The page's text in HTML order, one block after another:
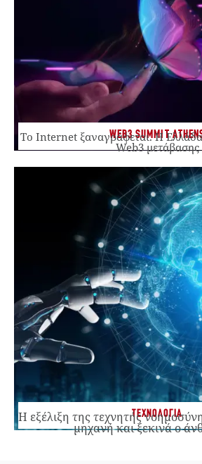
WEB3 SUMMIT
Το Internet ξαναγράφεται. Η Ελλάδα
Web3 μετάβασης
ΤΕΧΝΟΛΟΓΙΑ
Η εξέλιξη της τεχνητής
μηχανή και ξεκινά ο